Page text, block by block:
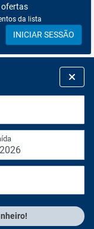
ofertas
da lista
INICIAR SESSÃO